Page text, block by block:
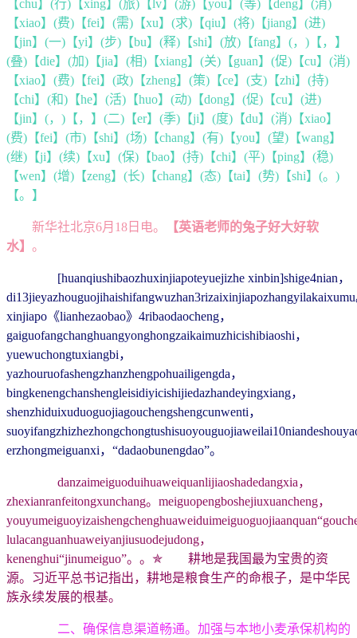
【chu】(行)【xing】(旅)【lv】(游)【you】(等)【deng】(消)
【xiao】(费)【fei】(需)【xu】(求)【qiu】(将)【jiang】(进)
【jin】(一)【yi】(步)【bu】(释)【shi】(放)【fang】(，)【，】
(叠)【die】(加)【jia】(相)【xiang】(关)【guan】(促)【cu】(消)
【xiao】(费)【fei】(政)【zheng】(策)【ce】(支)【zhi】(持)
【chi】(和)【he】(活)【huo】(动)【dong】(促)【cu】(进)
【jin】(，)【，】(二)【er】(季)【ji】(度)【du】(消)【xiao】
(费)【fei】(市)【shi】(场)【chang】(有)【you】(望)【wang】
(继)【ji】(续)【xu】(保)【bao】(持)【chi】(平)【ping】(稳)
【wen】(增)【zeng】(长)【chang】(态)【tai】(势)【shi】(。)
【。】
新华社北京6月18日电。
【英语老师的兔子好大好软
水】 。
[huanqiushibaozhuxinjiapoteyuejizhe xinbin]shige4nian，
xinjiapo《lianhezaobao》4ribaodaocheng，
gaiguofangchanghuangyonghongzaikaimuzhicishibiaoshi，
yuewuchongtuxiangbi，
yazhouruofashengzhanzhengpohuailigengda，
bingkenengchanshengleisidiyicishijiedazhandeyingxiang，
shenzhiduixuduoguojiagouchengshengcunwenti，
erzhongmeiguanxi，“dadaobunengdao”。
danzaimeiguoduihuaweiquanlijiaoshadedangxia，
zhexianranfeitongxunchang。meiguopengboshejiuxuancheng，
lulacanguanhuaweiyanjiusuodejudong，
kenenghui“jinumeiguo”。。✯ 耕地是我国最为宝贵的资
源。习近平总书记指出，耕地是粮食生产的命根子，是中华民
族永续发展的根基。
二、确保信息渠道畅通。加强与本地小麦承保机构的